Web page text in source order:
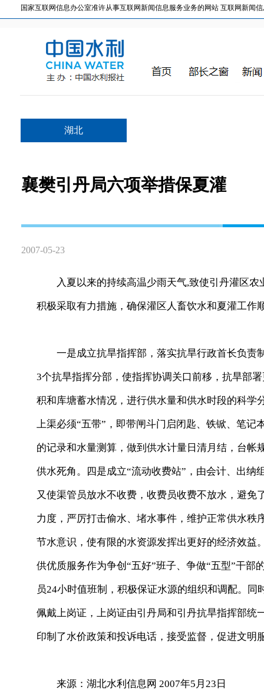
国家互联网信息办公室准许从事互联网新闻信息服务业务的网站 互联网新闻信
湖北
襄樊引丹局六项举措保夏灌
2007-05-23
入夏以来的持续高温少雨天气,致使引丹灌区农
积极采取有力措施，确保灌区人畜饮水和夏灌工作
一是成立抗旱指挥部，落实抗旱行政首长负责
3个抗旱指挥分部，使指挥协调关口前移，抗旱部
积和库塘蓄水情况，进行供水量和供水时段的科
上渠必须“五带”，即带闸斗门启闭匙、铁锨、笔
的记录和水量测算，做到供水计量日清月结，台
供水死角。四是成立“流动收费站”，由会计、出
又使渠管员放水不收费，收费员收费不放水，避
力度，严厉打击偷水、堵水事件，维护正常供水
节水意识，使有限的水资源发挥出更好的经济效
供优质服务作为争创“五好”班子、争做“五型”干
员24小时值班制，积极保证水源的组织和调配。
佩戴上岗证，上岗证由引丹局和引丹抗旱指挥部
印制了水价政策和投诉电话，接受监督，促进文明
来源：湖北水利信息网 2007年5月23日